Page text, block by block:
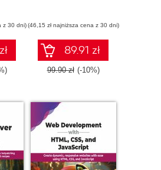
z 30 dni) (46,15 zł najniższa cena z 30 dni)
89.91 zł
99.90 zł (-10%)